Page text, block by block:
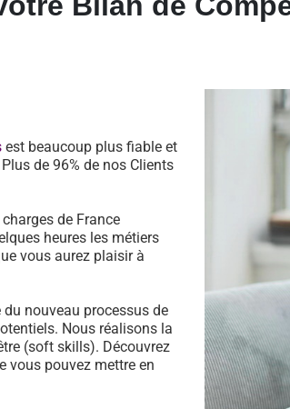
est beaucoup plus fiable et
de 96% de nos Clients
de France
heures les métiers
vous aurez plaisir à
nouveau processus de
Nous réalisons la
(soft skills). Découvrez
vous pouvez mettre en